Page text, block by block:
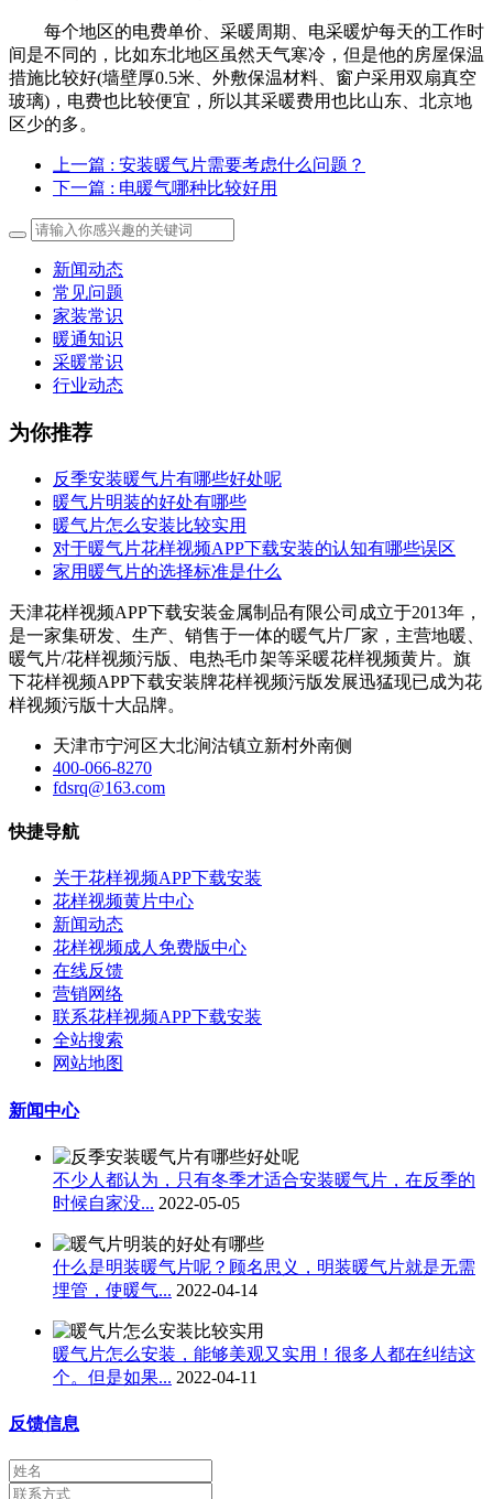
每个地区的电费单价、采暖周期、电采暖炉每天的工作时
间是不同的，比如东北地区虽然天气寒冷，但是他的房屋保温
措施比较好(墙壁厚0.5米、外敷保温材料、窗户采用双扇真空
玻璃)，电费也比较便宜，所以其采暖费用也比山东、北京地
区少的多。
上一篇 : 安装暖气片需要考虑什么问题？
下一篇 : 电暖气哪种比较好用
新闻动态
常见问题
家装常识
暖通知识
采暖常识
行业动态
为你推荐
反季安装暖气片有哪些好处呢
暖气片明装的好处有哪些
暖气片怎么安装比较实用
对于暖气片花样视频APP下载安装的认知有哪些误区
家用暖气片的选择标准是什么
天津花样视频APP下载安装金属制品有限公司成立于2013年，
是一家集研发、生产、销售于一体的暖气片厂家，主营地暖、
暖气片/花样视频污版、电热毛巾架等采暖花样视频黄片。旗
下花样视频APP下载安装牌花样视频污版发展迅猛现已成为花
样视频污版十大品牌。
天津市宁河区大北涧沽镇立新村外南侧
400-066-8270
fdsrq@163.com
快捷导航
关于花样视频APP下载安装
花样视频黄片中心
新闻动态
花样视频成人免费版中心
在线反馈
营销网络
联系花样视频APP下载安装
全站搜索
网站地图
新闻中心
不少人都认为，只有冬季才适合安装暖气片​，在反季的
时候自家没... 2022-05-05
什么是明装暖气片呢？顾名思义，明装暖气片就是无需
埋管，使暖气... 2022-04-14
暖气片怎么安装，能够美观又实用！很多人都在纠结这
个。但是如果... 2022-04-11
反馈信息